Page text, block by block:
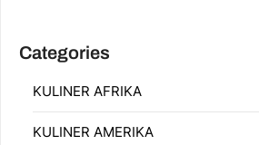
Categories
KULINER AFRIKA
KULINER AMERIKA